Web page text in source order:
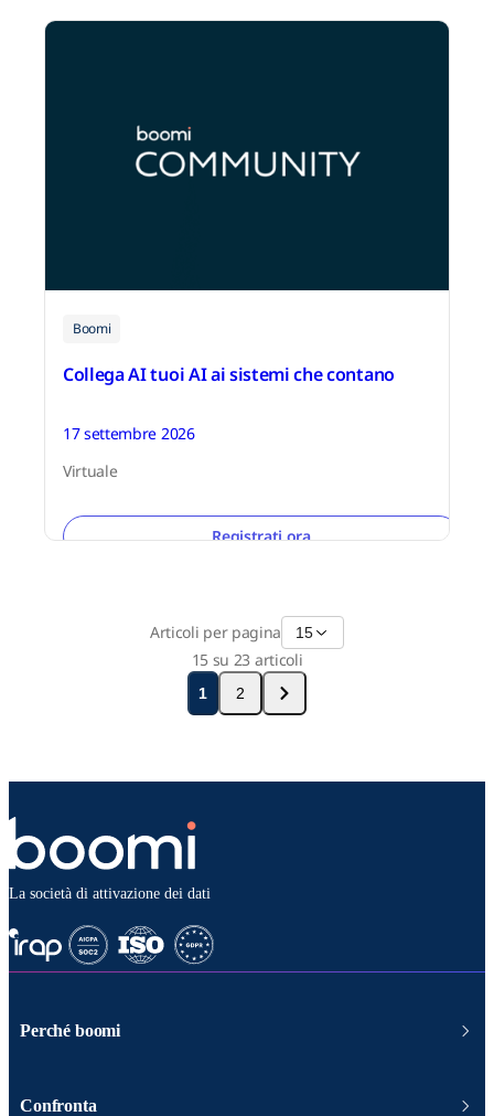
Boomi
Collega AI tuoi AI ai sistemi che contano
17 settembre 2026
Virtuale
Registrati ora
Articoli per pagina 15
15 su 23 articoli
1 2
La società di attivazione dei dati
Perché boomi
Confronta